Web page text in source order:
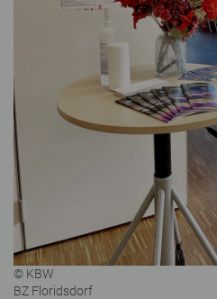
© KBW
BZ Floridsdorf